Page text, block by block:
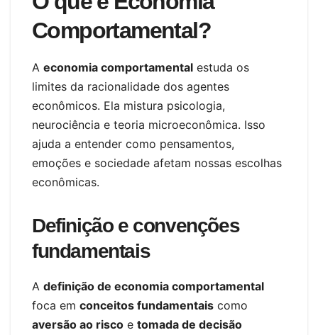
Comportamental?
A economia comportamental estuda os
limites da racionalidade dos agentes
econômicos. Ela mistura psicologia,
neurociência e teoria microeconômica. Isso
ajuda a entender como pensamentos,
emoções e sociedade afetam nossas escolhas
econômicas.
Definição e convenções
fundamentais
A definição de economia comportamental
foca em conceitos fundamentais como
aversão ao risco e tomada de decisão